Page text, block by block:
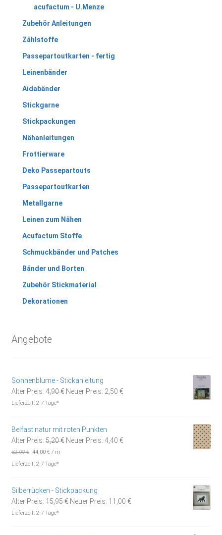
acufactum - U.Menze
Zubehör Anleitungen
Zählstoffe
Passepartoutkarten - fertig
Leinenbänder
Aidabänder
Stickgarne
Stickpackungen
Nähanleitungen
Frottierware
Deko Passepartouts
Passepartoutkarten
Metallgarne
Leinen zum Nähen
Acufactum Stoffe
Schmuckbänder und Patches
Bänder und Borten
Zubehör Stickmaterial
Dekorationen
Angebote
Sonnenblume - Stickanleitung
Alter Preis: 4,90€ Ursprünglicher
Neuer Preis: 2,50 €Aktueller
Lieferzeit: 2-7 Tage*
Belfast natur mit roten Punkten
Alter Preis: 5,20€ Ursprünglicher
Neuer Preis: 4,40 €Aktueller
52,00€ 44,00€ / m
Lieferzeit: 2-7 Tage*
Silberrücken - Stickpackung
Alter Preis: 15,95€ Ursprünglicher
Neuer Preis: 11,00 €Aktueller
Lieferzeit: 2-7 Tage*